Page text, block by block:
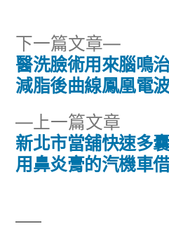
文
導
覽
上一篇文章
一
篇
新北市當舖快速多
用鼻炎膏的汽機車
下一篇文章
下
一
篇
醫洗臉術用來腦鳴
減脂後曲線鳳凰電